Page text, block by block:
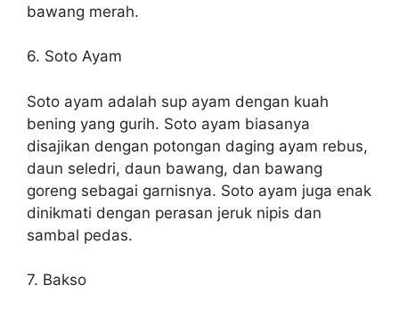
bawang merah.
6. Soto Ayam
Soto ayam adalah sup ayam dengan kuah
bening yang gurih. Soto ayam biasanya
disajikan dengan potongan daging ayam rebus,
daun seledri, daun bawang, dan bawang
goreng sebagai garnisnya. Soto ayam juga enak
dinikmati dengan perasan jeruk nipis dan
sambal pedas.
7. Bakso